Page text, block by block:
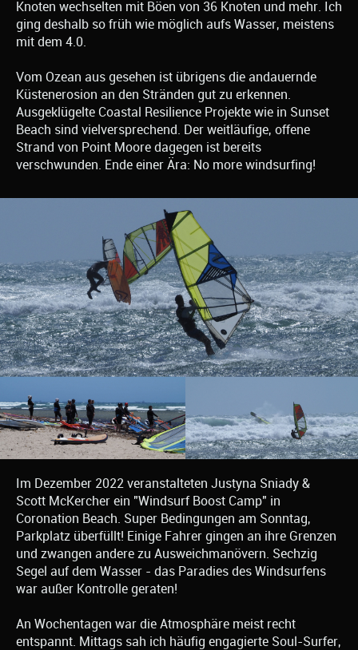
Knoten wechselten mit Böen von 36 Knoten und mehr. Ich
ging deshalb so früh wie möglich aufs Wasser, meistens
mit dem 4.0.
Vom Ozean aus gesehen ist übrigens die andauernde
Küstenerosion an den Stränden gut zu erkennen.
Ausgeklügelte Coastal Resilience Projekte wie in Sunset
Beach sind vielversprechend. Der weitläufige, offene
Strand von Point Moore dagegen ist bereits
verschwunden. Ende einer Ära: No more windsurfing!
Im Dezember 2022 veranstalteten Justyna Sniady &
Scott McKercher ein "Windsurf Boost Camp" in
Coronation Beach. Super Bedingungen am Sonntag,
Parkplatz überfüllt! Einige Fahrer gingen an ihre Grenzen
und zwangen andere zu Ausweichmanövern. Sechzig
Segel auf dem Wasser - das Paradies des Windsurfens
war außer Kontrolle geraten!
An Wochentagen war die Atmosphäre meist recht
entspannt. Mittags sah ich häufig engagierte Soul-Surfer,